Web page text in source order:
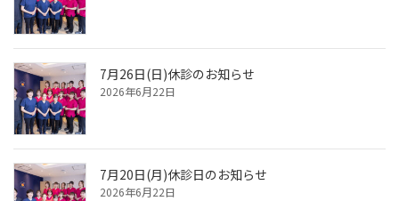
7月26日(日)休診のお知らせ
2026年6月22日
7月20日(月)休診日のお知らせ
2026年6月22日